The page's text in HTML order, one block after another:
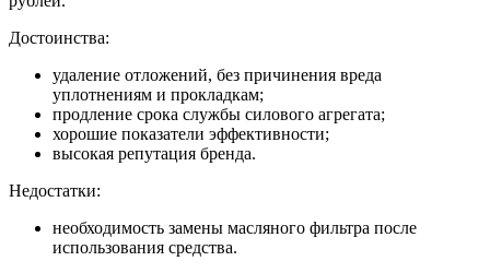
Достоинства:
удаление отложений, без причинения вреда
уплотнениям и прокладкам;
продление срока службы силового агрегата;
хорошие показатели эффективности;
высокая репутация бренда.
Недостатки:
необходимость замены масляного фильтра после
использования средства.